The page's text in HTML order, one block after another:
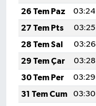
26 Tem Paz
03:24
27 Tem Pts
03:25
28 Tem Sal
03:26
29 Tem Çar
03:28
30 Tem Per
03:29
31 Tem Cum
03:30